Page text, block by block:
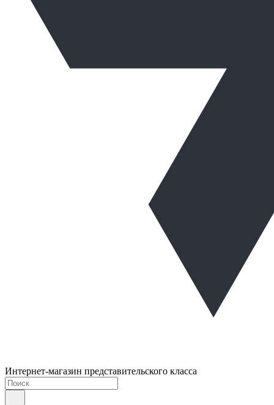
Интернет-магазин представительского класса